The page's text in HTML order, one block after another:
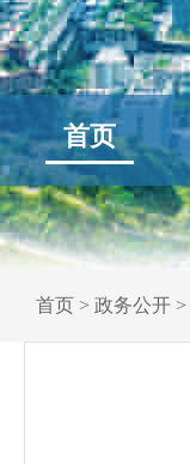
首页
首页 > 政务公开 >